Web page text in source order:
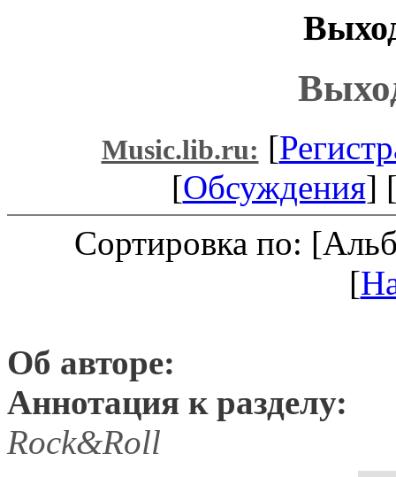
Music.lib.ru: [
[Обсуждения]
Сортировка по:
[
Об авторе:
Аннотация к разделу:
Rock&Roll